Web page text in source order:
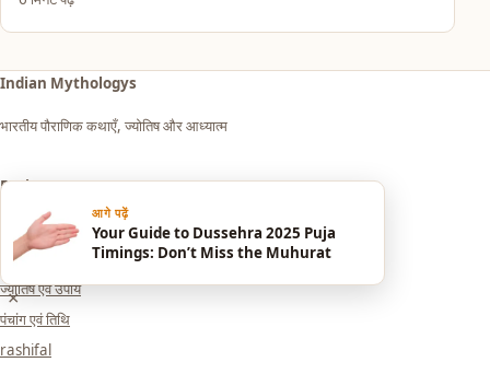
आगे पढ़ें
Your Guide to Dussehra 2025 Puja
Timings: Don’t Miss the Muhurat
×
Indian Mythologys
भारतीय पौराणिक कथाएँ, ज्योतिष और आध्यात्म
Explore
आध्यात्म एवं धर्म
सपनों का मतलब (Dream Meaning)
ज्योतिष एवं उपाय
पंचांग एवं तिथि
rashifal